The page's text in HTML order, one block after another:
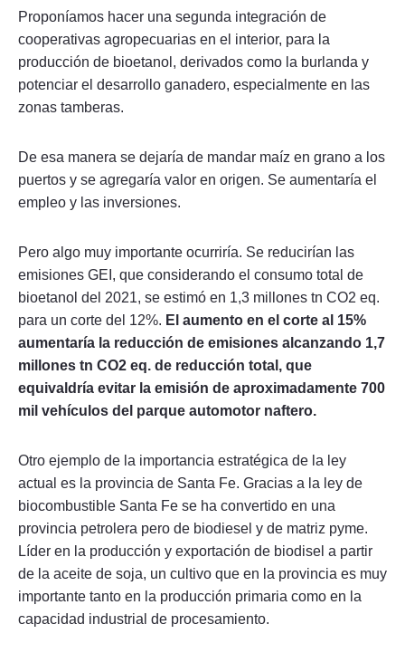
Proponíamos hacer una segunda integración de
cooperativas agropecuarias en el interior, para la
producción de bioetanol, derivados como la burlanda y
potenciar el desarrollo ganadero, especialmente en las
zonas tamberas.
De esa manera se dejaría de mandar maíz en grano a los
puertos y se agregaría valor en origen. Se aumentaría el
empleo y las inversiones.
Pero algo muy importante ocurriría. Se reducirían las
emisiones GEI, que considerando el consumo total de
bioetanol del 2021, se estimó en 1,3 millones tn CO2 eq.
para un corte del 12%. El aumento en el corte al 15%
aumentaría la reducción de emisiones alcanzando 1,7
millones tn CO2 eq. de reducción total, que
equivaldría evitar la emisión de aproximadamente 700
mil vehículos del parque automotor naftero.
Otro ejemplo de la importancia estratégica de la ley
actual es la provincia de Santa Fe. Gracias a la ley de
biocombustible Santa Fe se ha convertido en una
provincia petrolera pero de biodiesel y de matriz pyme.
Líder en la producción y exportación de biodisel a partir
de la aceite de soja, un cultivo que en la provincia es muy
importante tanto en la producción primaria como en la
capacidad industrial de procesamiento.